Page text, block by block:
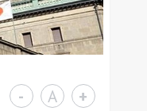
- A +